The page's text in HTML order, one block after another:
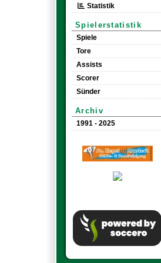
Statistik
Spielerstatistik
Spiele
Tore
Assists
Scorer
Sünder
Archiv
1991 - 2025